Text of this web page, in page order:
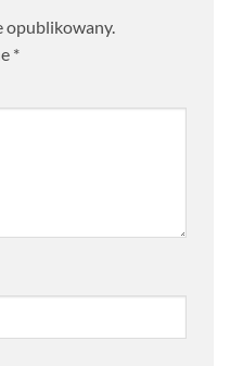
opublikowany.
*